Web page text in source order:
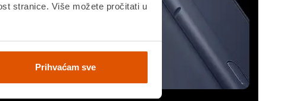
stranice. Više možete pročitati u
Prihvaćam sve